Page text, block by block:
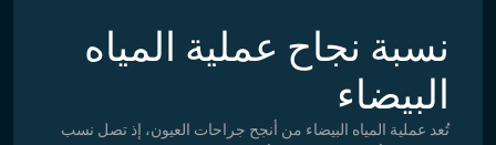
نسبة نجاح عملية المياه
البيضاء
تُعد عملية المياه البيضاء من أنجح جراحات العيون، إذ تصل نسب